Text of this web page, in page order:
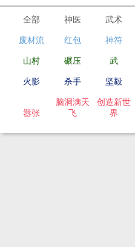
全部 神医 武术
废材流 红包 神符
山村 碾压 武
火影 杀手 坚毅
嚣张
脑洞满天
飞
创造新世
界